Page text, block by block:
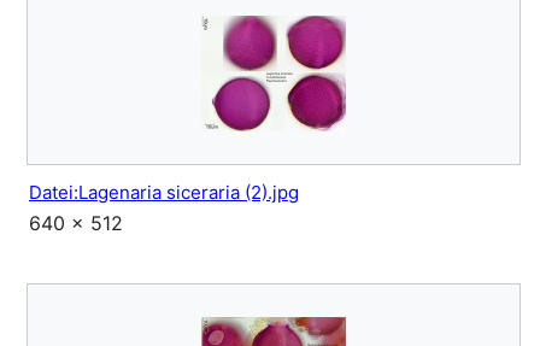
Datei:Lagenaria siceraria (2).jpg
640 × 512